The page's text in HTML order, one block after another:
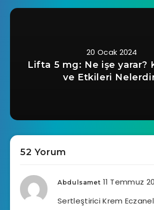
20 Ocak 2024
Lifta 5 mg: Ne işe yarar?
ve Etkileri
52 Yorum
Abdulsamet 11 Temmuz
Sertleştirici Krem